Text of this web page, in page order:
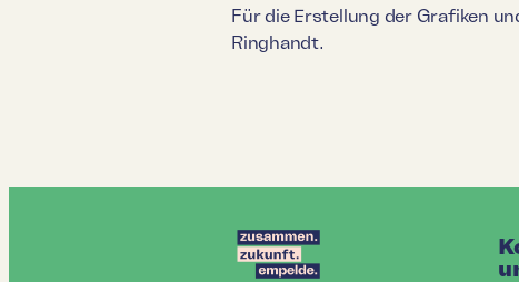
Für die Erstellung der Grafiken
Ringhandt.